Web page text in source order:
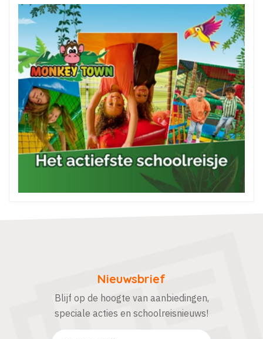
Nieuwsbrief
Blijf op de hoogte van aanbiedingen,
speciale acties en schoolreisnieuws!